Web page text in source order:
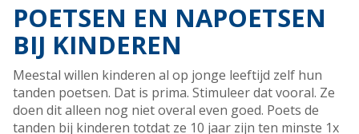
POETSEN EN NAPOETSEN
BIJ KINDEREN
Meestal willen kinderen al op jonge leeftijd zelf hun
tanden poetsen. Dat is prima. Stimuleer dat vooral. Ze
doen dit alleen nog niet overal even goed. Poets de
tanden bij kinderen totdat ze 10 jaar zijn ten minste 1x